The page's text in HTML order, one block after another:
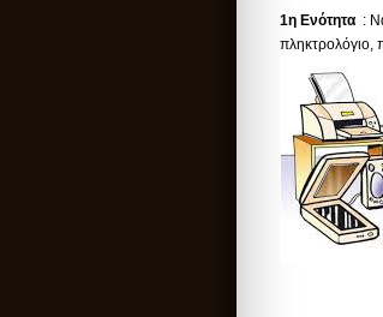
1η Ενότητα :
πληκτρολόγιο,